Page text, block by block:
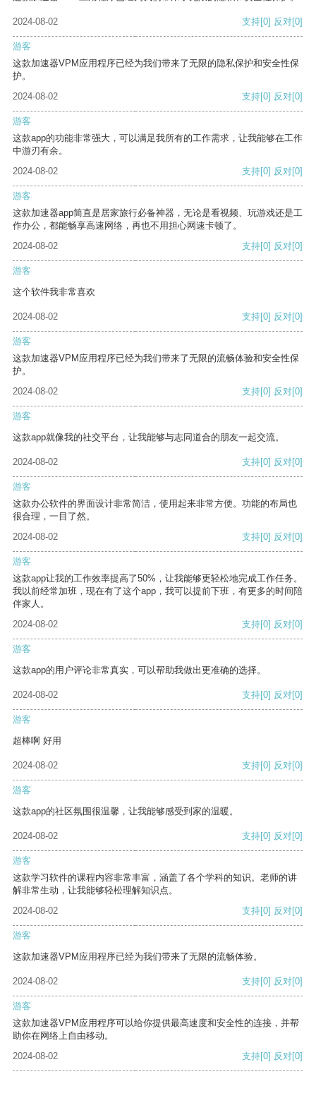
2024-08-02 支持[0] 反对[0]
游客
这款加速器VPM应用程序已经为我们带来了无限的隐私保护和安全性保
护。
2024-08-02
支持[0] 反对[0]
游客
这款app的功能非常强大，可以满足我所有的工作需求，让我能够在工作
中游刃有余。
2024-08-02
支持[0] 反对[0]
游客
这款加速器app简直是居家旅行必备神器，无论是看视频、玩游戏还是工
作办公，都能畅享高速网络，再也不用担心网速卡顿了。
2024-08-02
支持[0] 反对[0]
游客
这个软件我非常喜欢
2024-08-02 支持[0] 反对[0]
游客
这款加速器VPM应用程序已经为我们带来了无限的流畅体验和安全性保
护。
2024-08-02
支持[0] 反对[0]
游客
这款app就像我的社交平台，让我能够与志同道合的朋友一起交流。
2024-08-02 支持[0] 反对[0]
游客
这款办公软件的界面设计非常简洁，使用起来非常方便。功能的布局也
很合理，一目了然。
2024-08-02
支持[0] 反对[0]
游客
这款app让我的工作效率提高了50%，让我能够更轻松地完成工作任务。
我以前经常加班，现在有了这个app，我可以提前下班，有更多的时间陪
伴家人。
2024-08-02
支持[0] 反对[0]
游客
这款app的用户评论非常真实，可以帮助我做出更准确的选择。
2024-08-02 支持[0] 反对[0]
游客
超棒啊 好用
2024-08-02 支持[0] 反对[0]
游客
这款app的社区氛围很温馨，让我能够感受到家的温暖。
2024-08-02 支持[0] 反对[0]
游客
这款学习软件的课程内容非常丰富，涵盖了各个学科的知识。老师的讲
解非常生动，让我能够轻松理解知识点。
2024-08-02
支持[0] 反对[0]
游客
这款加速器VPM应用程序已经为我们带来了无限的流畅体验。
2024-08-02 支持[0] 反对[0]
游客
这款加速器VPM应用程序可以给你提供最高速度和安全性的连接，并帮
助你在网络上自由移动。
2024-08-02
支持[0] 反对[0]